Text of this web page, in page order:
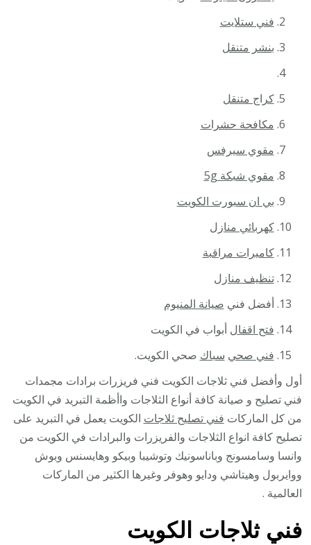
فني ستلايت
بنشر متنقل
كراج متنقل
مكافحة حشرات
مقوي سيرفس
مقوي شبكة 5g
بي ان سبورت الكويت
كهربائي منازل
كاميرات مراقبة
تنظيف منازل
أفضل فني صيانة المنيوم
فتح اقفال أبواب في الكويت
فني صحي سباك صحي الكويت.
أول وأفضل فني ثلاجات الكويت فني فريزرات برادات مجمدات
فني تصليح و صيانة كافة أنواع الثلاجات واأظمة التبريد في الكويت
من كل الماركات فني تصليح ثلاجات الكويت يعمل في التبريد على
تصليح كافة انواع الثلاجات والفريزرات والبرادات في الكويت من
وانسا وسامسونج وباناسونيك وتوشيبا وبيكو وهايسنس وبوش
ووايربول وهيتاشي ودايو وهوفر وغيرها الكثير من الماركات
العالمية .
فني ثلاجات الكويت